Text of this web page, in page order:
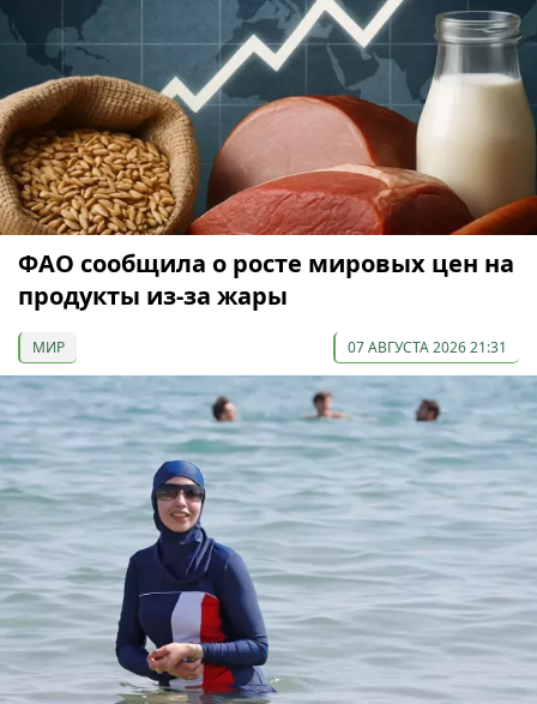
ФАО сообщила о росте мировых цен на
продукты из-за жары
МИР 07 АВГУСТА 2026 21:31